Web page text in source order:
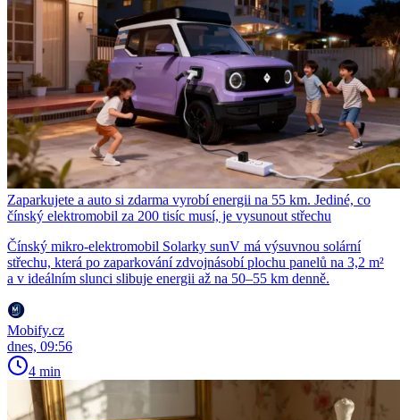
Zaparkujete a auto si zdarma vyrobí energii na 55 km. Jediné, co
čínský elektromobil za 200 tisíc musí, je vysunout střechu
Čínský mikro-elektromobil Solarky sunV má výsuvnou solární
střechu, která po zaparkování zdvojnásobí plochu panelů na 3,2 m²
a v ideálním slunci slibuje energii až na 50–55 km denně.
Mobify.cz
dnes, 09:56
4 min